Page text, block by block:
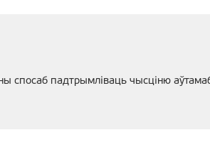
падтрымліваць чысціню